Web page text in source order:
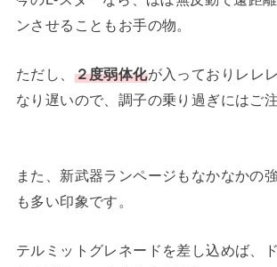
ンさせることもお手の物。
ただし、 ２度弱体化が入っておりレレ
なり遅いので、調子の乗り過ぎにはご
また、新武器ランページもなかなかの
も多い印象です。
テルミットグレネードを差し込めば、